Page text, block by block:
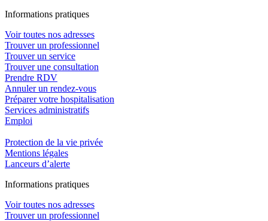
Informations pratiques
Voir toutes nos adresses
Trouver un professionnel
Trouver un service
Trouver une consultation
Prendre RDV
Annuler un rendez-vous
Préparer votre hospitalisation
Services administratifs
Emploi​
Protection de la vie privée
Mentions légales
Lanceurs d’alerte
Informations pratiques
Voir toutes nos adresses
Trouver un professionnel